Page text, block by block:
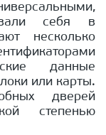
себя в
несколько
данные
или карты.
дверей
степенью